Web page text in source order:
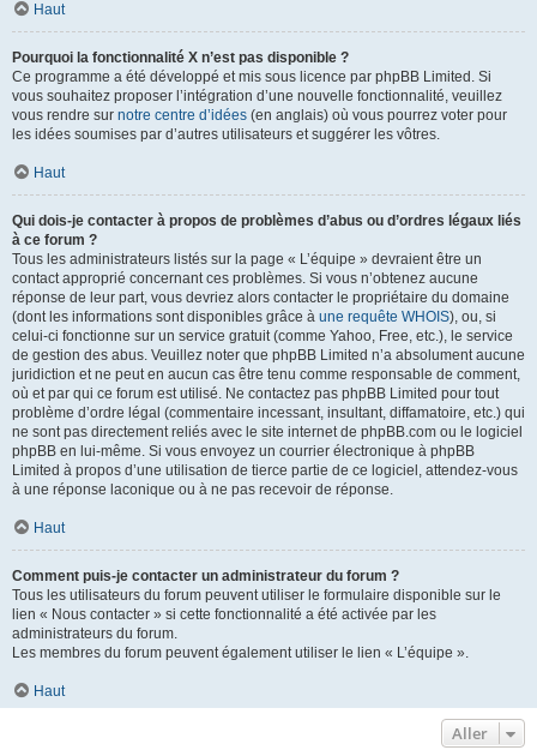
Haut
Pourquoi la fonctionnalité X n’est pas disponible ?
Ce programme a été développé et mis sous licence par phpBB Limited. Si
vous souhaitez proposer l’intégration d’une nouvelle fonctionnalité, veuillez
vous rendre sur notre centre d’idées (en anglais) où vous pourrez voter pour
les idées soumises par d’autres utilisateurs et suggérer les vôtres.
Haut
Qui dois-je contacter à propos de problèmes d’abus ou d’ordres légaux liés
à ce forum ?
Tous les administrateurs listés sur la page « L’équipe » devraient être un
contact approprié concernant ces problèmes. Si vous n’obtenez aucune
réponse de leur part, vous devriez alors contacter le propriétaire du domaine
(dont les informations sont disponibles grâce à une requête WHOIS), ou, si
celui-ci fonctionne sur un service gratuit (comme Yahoo, Free, etc.), le service
de gestion des abus. Veuillez noter que phpBB Limited n’a absolument aucune
juridiction et ne peut en aucun cas être tenu comme responsable de comment,
où et par qui ce forum est utilisé. Ne contactez pas phpBB Limited pour tout
problème d’ordre légal (commentaire incessant, insultant, diffamatoire, etc.) qui
ne sont pas directement reliés avec le site internet de phpBB.com ou le logiciel
phpBB en lui-même. Si vous envoyez un courrier électronique à phpBB
Limited à propos d’une utilisation de tierce partie de ce logiciel, attendez-vous
à une réponse laconique ou à ne pas recevoir de réponse.
Haut
Comment puis-je contacter un administrateur du forum ?
Tous les utilisateurs du forum peuvent utiliser le formulaire disponible sur le
lien « Nous contacter » si cette fonctionnalité a été activée par les
administrateurs du forum.
Les membres du forum peuvent également utiliser le lien « L’équipe ».
Haut
Aller